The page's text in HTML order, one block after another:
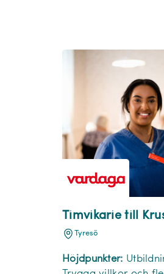
Timvikarie till
Tyresö
Höjdpunkter: